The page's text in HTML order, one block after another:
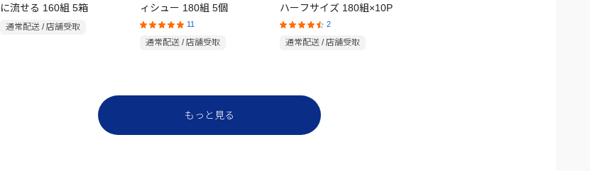
に流せる 160組 5箱
通常配送 / 店舗受取
ィシュー 180組 5個
11
通常配送 / 店舗受取
ハーフサイズ 180組×10P
2
通常配送 / 店舗受取
もっと見る